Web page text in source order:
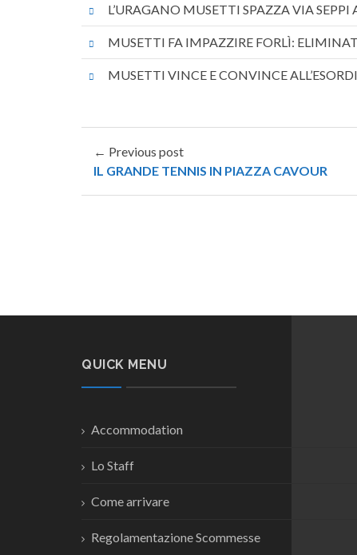
L’URAGANO MUSETTI SPAZZA VIA SEPPI
MUSETTI FA IMPAZZIRE FORLÌ:
MUSETTI VINCE E CONVINCE
← Previous post
IL GRANDE TENNIS IN PIAZZA CAVOUR
QUICK MENU
Accommodation
Lo Staff
Come arrivare
Regolamentazione Scommesse